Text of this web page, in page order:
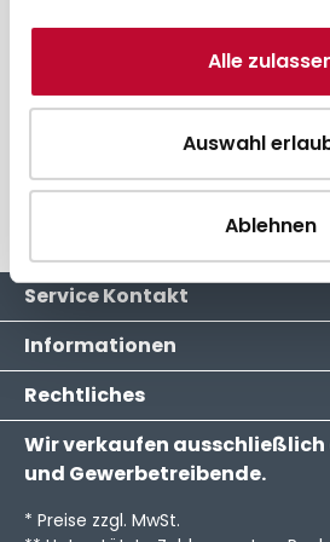
Alle
Auswahl
Ablehnen
Hersteller
Gerätezuordnung
Service Kontakt
Informationen
Rechtliches
Wir verkaufen
und Gewerbetreibende.
* Preise zzgl. MwSt.